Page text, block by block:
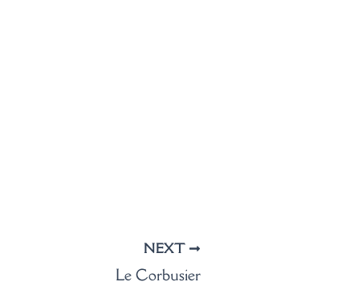
NEXT
Le Corbusier